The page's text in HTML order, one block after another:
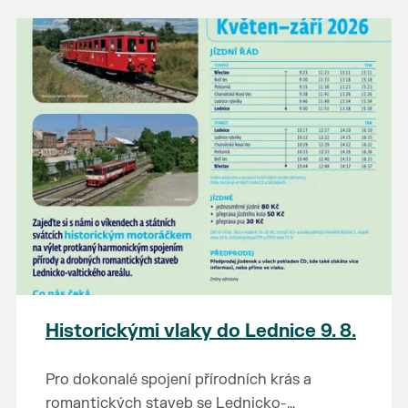
Prodejce prosíme tradičně o příchod 30
minut před začátkem, aby si vše na
prodejních místech stihli přichystat. Pokud
plánujete přijít a chcete rezervovat prodejní
místo, potvrďte prosím účast přes email
petr.vlasak@breclav.eu nebo zde v události,
ať víme, s kolika lidmi máme počítat. Počet
prodejních míst je omezen.
Těšíme se jako vždy!
Historickými vlaky do Lednice 9. 8.
Pro dokonalé spojení přírodních krás a
romantických staveb se Lednicko-